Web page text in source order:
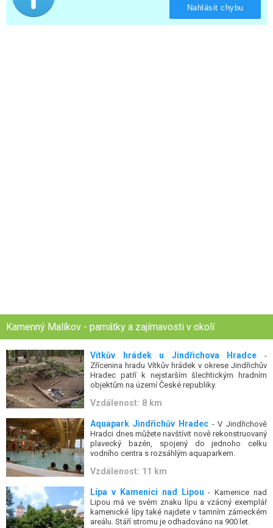
Nahlásit chybu
Kamenný Malíkov - památky a zajímavosti v okolí
Vítkův hrádek u Jindřichova Hradce -
Zřícenina hradu Vítkův hrádek v okrese Jindřichův
Hradec patří k nejstarším šlechtickým hradním
objektům na území České republiky.
Vzdálenost: 8 km
Aquapark Jindřichův Hradec- V Jindřichově
Hradci dnes můžete navštívit nově rekonstruovaný
plavecký bazén, spojený do jednoho celku
vodního centra s rozsáhlým aquaparkem.
Vzdálenost: 11 km
Lípa v Kamenici nad Lipou - Kamenice nad
Lipou má ve svém znaku lípu a vzácný exemplář
kamenické lípy také najdete v tamním zámeckém
areálu. Stáří stromu je odhadováno na 900 let.